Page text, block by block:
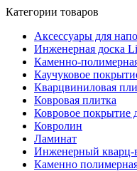
Категории товаров
Аксессуары для
Инженерная доска
Каменно-
Каучуковое
Кварцвиниловая
Ковровая плитка
Ковровое покрытие
Ковролин
Ламинат
Инженерный кварц-
Каменно